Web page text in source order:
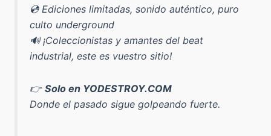
💿 Ediciones limitadas, sonido auténtico, puro
culto underground
🔊 ¡Coleccionistas y amantes del beat
industrial, este es vuestro sitio!
👉Solo en YODESTROY.COM
Donde el pasado sigue golpeando fuerte.